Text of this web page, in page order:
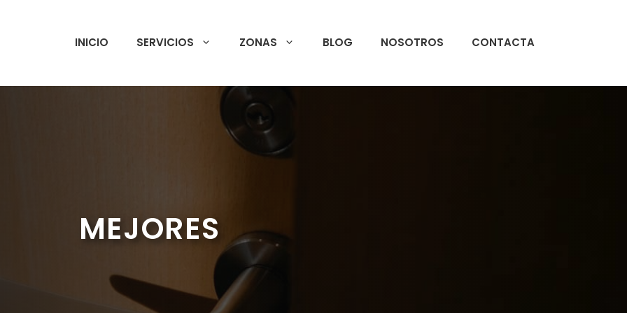
INICIO SERVICIOS ZONAS BLOG NOSOTROS CONTACTA
MEJORES